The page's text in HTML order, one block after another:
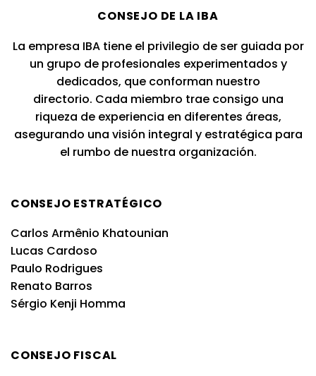
CONSEJO DE LA IBA
La empresa IBA tiene el privilegio de ser guiada por
un grupo de profesionales experimentados y
dedicados, que conforman nuestro
directorio. Cada miembro trae consigo una
riqueza de experiencia en diferentes áreas,
asegurando una visión integral y estratégica para
el rumbo de nuestra organización.
CONSEJO ESTRATÉGICO
Carlos Armênio Khatounian
Lucas Cardoso
Paulo Rodrigues
Renato Barros
Sérgio Kenji Homma
CONSEJO FISCAL